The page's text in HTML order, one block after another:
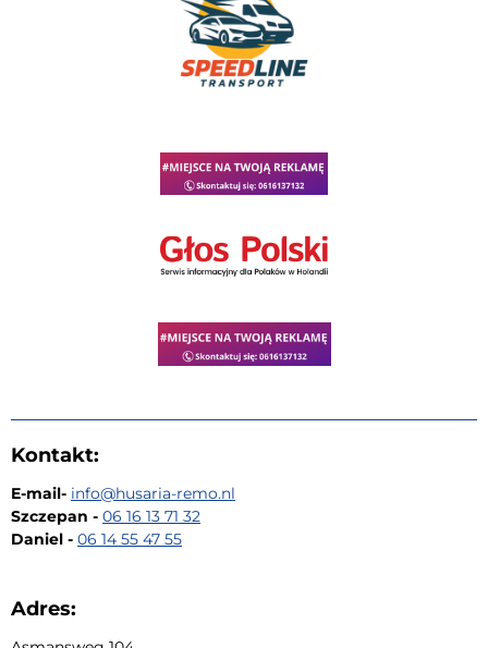
Kontakt:
E-mail- info@husaria-remo.nl
Szczepan - 06 16 13 71 32
Daniel - 06 14 55 47 55
Adres: